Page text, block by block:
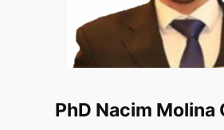
PhD Nacim Molina